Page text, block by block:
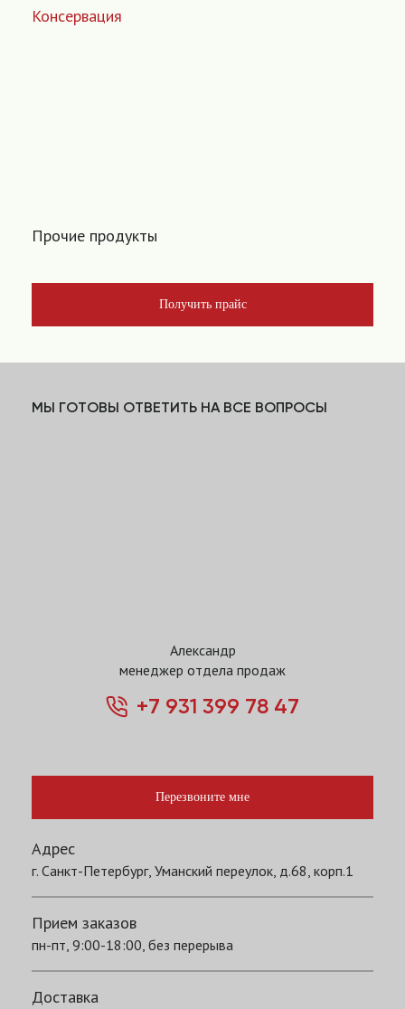
Консервация
Прочие продукты
Получить прайс
МЫ ГОТОВЫ ОТВЕТИТЬ НА ВСЕ ВОПРОСЫ
Александр
менеджер отдела продаж
+7 931 399 78 47
Перезвоните мне
Адрес
г. Санкт-Петербург, Уманский переулок, д.68, корп.1
Прием заказов
пн-пт, 9:00-18:00, без перерыва
Доставка